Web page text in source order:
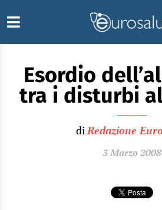
Esordio
tra i disturbi
diRedazione
3 Marzo 2008